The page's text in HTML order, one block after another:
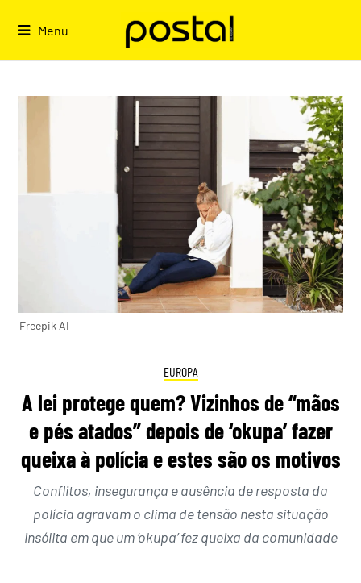
Menu
Freepik AI
EUROPA
A lei protege quem? Vizinhos de “mãos
e pés atados” depois de ‘okupa’ fazer
queixa à polícia e estes são os motivos
Conflitos, insegurança e ausência de resposta da
polícia agravam o clima de tensão nesta situação
insólita em que um ‘okupa’ fez queixa da comunidade